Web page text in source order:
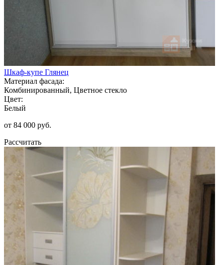
Шкаф-купе Глянец
Материал фасада:
Комбинированный, Цветное стекло
Цвет:
Белый
от 84 000 руб.
Рассчитать